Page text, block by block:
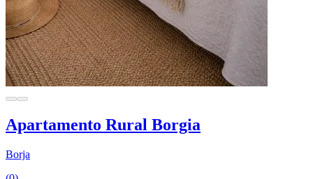
Apartamento Rural Borgia
Borja